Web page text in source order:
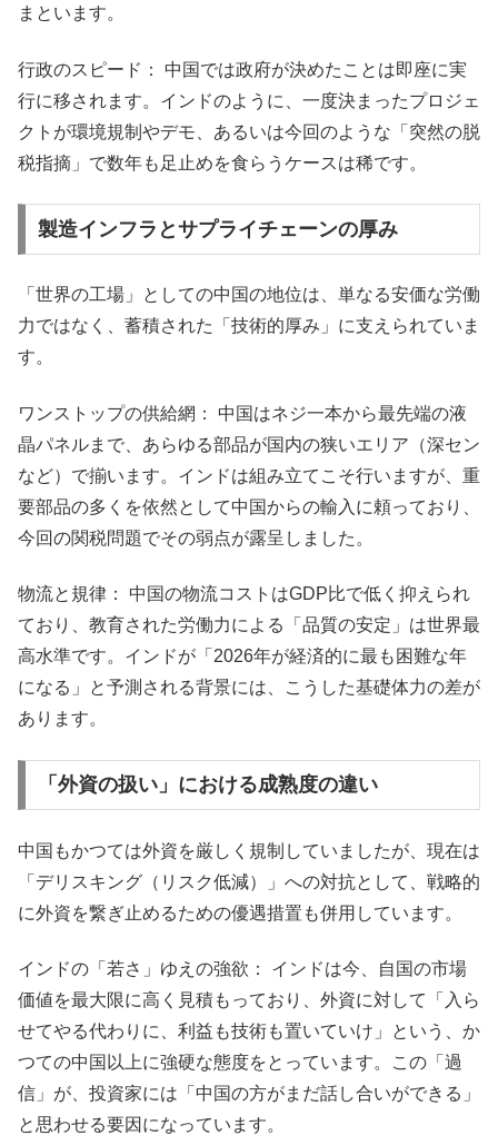
まといます。
行政のスピード： 中国では政府が決めたことは即座に実
行に移されます。インドのように、一度決まったプロジェ
クトが環境規制やデモ、あるいは今回のような「突然の脱
税指摘」で数年も足止めを食らうケースは稀です。
製造インフラとサプライチェーンの厚み
「世界の工場」としての中国の地位は、単なる安価な労働
力ではなく、蓄積された「技術的厚み」に支えられていま
す。
ワンストップの供給網： 中国はネジ一本から最先端の液
晶パネルまで、あらゆる部品が国内の狭いエリア（深セン
など）で揃います。インドは組み立てこそ行いますが、重
要部品の多くを依然として中国からの輸入に頼っており、
今回の関税問題でその弱点が露呈しました。
物流と規律： 中国の物流コストはGDP比で低く抑えられ
ており、教育された労働力による「品質の安定」は世界最
高水準です。インドが「2026年が経済的に最も困難な年
になる」と予測される背景には、こうした基礎体力の差が
あります。
「外資の扱い」における成熟度の違い
中国もかつては外資を厳しく規制していましたが、現在は
「デリスキング（リスク低減）」への対抗として、戦略的
に外資を繋ぎ止めるための優遇措置も併用しています。
インドの「若さ」ゆえの強欲： インドは今、自国の市場
価値を最大限に高く見積もっており、外資に対して「入ら
せてやる代わりに、利益も技術も置いていけ」という、か
つての中国以上に強硬な態度をとっています。この「過
信」が、投資家には「中国の方がまだ話し合いができる」
と思わせる要因になっています。